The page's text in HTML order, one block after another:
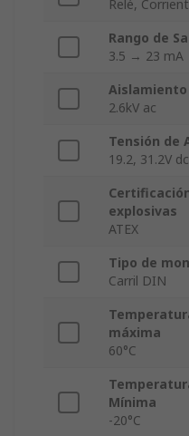
Relé,
Rango de
3.5 → 23 mA
Aislamiento
2.6kV ac
Tensión de
19.2, 31.2V dc
explosivas
ATEX
Tipo de
Carril DIN
máxima
60°C
Mínima
-20°C